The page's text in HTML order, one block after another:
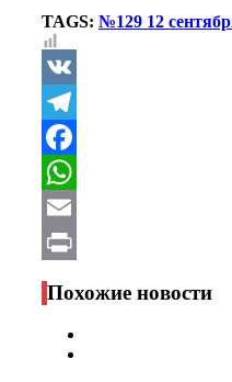
TAGS: №129 12
VK
Telegram
Facebook
WhatsApp
Email
Print
Похожие новости